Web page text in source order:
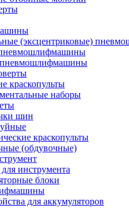
(эксцентриковые)
краскопульты
наборы
шин
краскопульты
(обдувочные)
инструмента
блоки
для аккумуляторов